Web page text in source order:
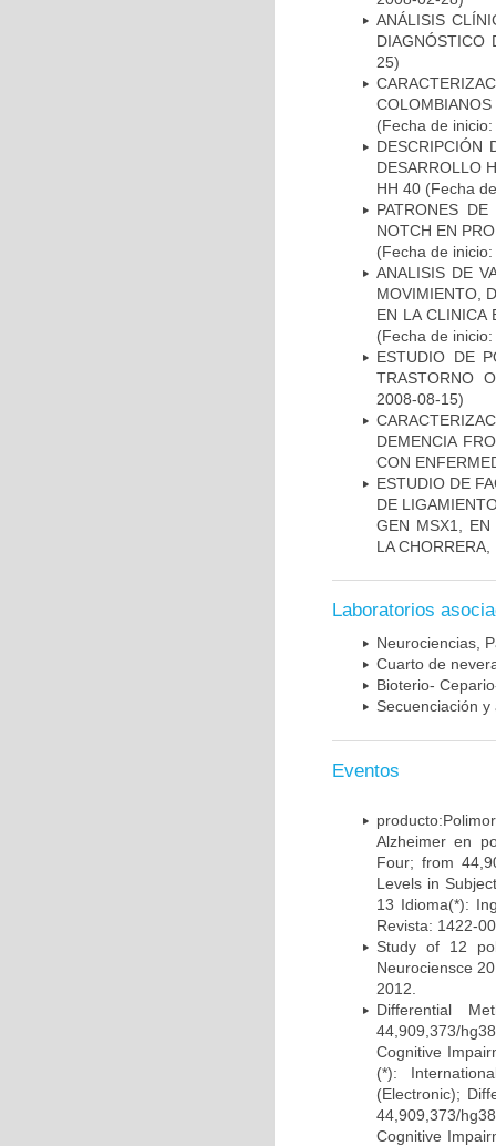
ANÁLISIS
DIAGNÓSTICO
25)
(Fecha de
DESCRIPCIÓN
DESARROLLO
HH 40 (Fecha
PATRONES
NOTCH EN
(Fecha de
ANALISIS DE
MOVIMIENTO,
EN LA CLINICA
(Fecha de
ESTUDIO DE
TRASTORNO
2008-08-15)
DEMENCIA
CON
ESTUDIO DE
DE
GEN MSX1, EN
LA
Laboratorios
Neurociencias,
Cuarto de
Bioterio-
Secuenciación
Eventos
Alzheimer en
Four; from
Levels in
13 Idioma(*):
Revista: 1422-
Study of 12
Neurociensce
2012.
Differential
44,909,373/
Cognitive
(*):
(Electronic);
44,909,373/
Cognitive